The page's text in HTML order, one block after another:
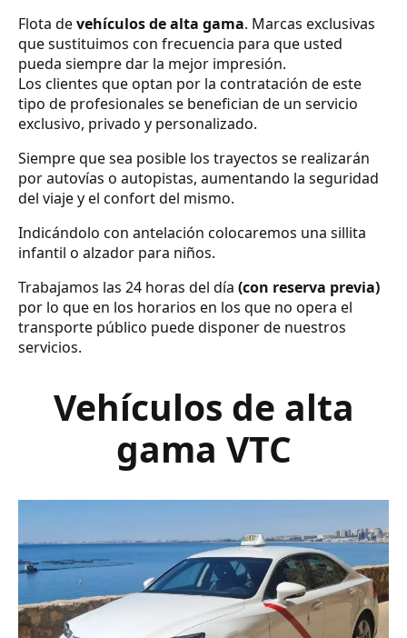
Flota devehículos de alta gama. Marcas exclusivas
que sustituimos con frecuencia para que usted
pueda siempre dar la mejor impresión.
Los clientes que optan por la contratación de este
tipo de profesionales se benefician de un servicio
exclusivo, privado y personalizado.
Siempre que sea posible los trayectos se realizarán
por autovías o autopistas, aumentando la seguridad
del viaje y el confort del mismo.
Indicándolo con antelación colocaremos una sillita
infantil o alzador para niños.
Trabajamos las 24 horas del día (con reserva previa)
por lo que en los horarios en los que no opera el
transporte público puede disponer de nuestros
servicios.
Vehículos de alta
gama VTC